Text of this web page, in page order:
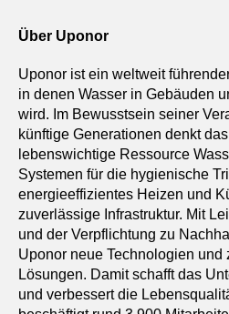
Über Uponor
Uponor ist ein weltweit
in denen Wasser in Gebäuden
wird. Im Bewusstsein seiner
künftige Generationen denkt
lebenswichtige Ressource
Systemen für die hygienische
energieeffizientes Heizen und
zuverlässige Infrastruktur. Mit
und der Verpflichtung zu
Uponor neue Technologien und
Lösungen. Damit schafft das
und verbessert die